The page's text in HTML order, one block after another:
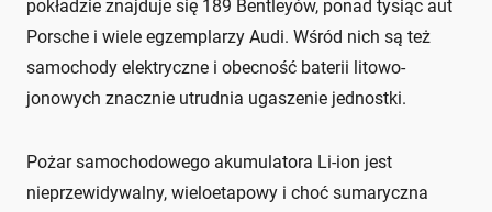
pokładzie znajduje się 189 Bentleyów, ponad tysiąc aut
Porsche i wiele egzemplarzy Audi. Wśród nich są też
samochody elektryczne i obecność baterii litowo-
jonowych znacznie utrudnia ugaszenie jednostki.
Pożar samochodowego akumulatora Li-ion jest
nieprzewidywalny, wieloetapowy i choć sumaryczna